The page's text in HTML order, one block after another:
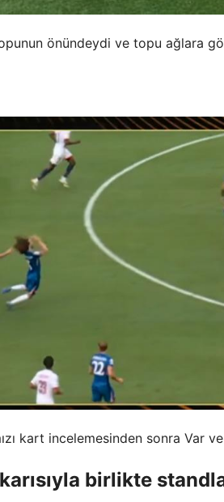
önündeydi ve topu ağlara
kart incelemesinden sonra Var
birlikte